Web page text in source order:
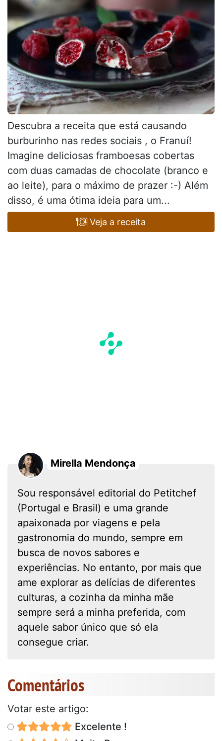
Descubra a receita que está causando
burburinho nas redes sociais , o Franuí!
Imagine deliciosas framboesas cobertas
com duas camadas de chocolate (branco e
ao leite), para o máximo de prazer :-) Além
disso, é uma ótima ideia para um...
Veja a receita
Mirella Mendonça
Sou responsável editorial do Petitchef
(Portugal e Brasil) e uma grande
apaixonada por viagens e pela
gastronomia do mundo, sempre em
busca de novos sabores e
experiências. No entanto, por mais que
ame explorar as delícias de diferentes
culturas, a cozinha da minha mãe
sempre será a minha preferida, com
aquele sabor único que só ela
consegue criar.
Comentários
Votar este artigo:
Excelente !